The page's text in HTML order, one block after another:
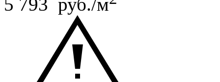
5 793 руб./м